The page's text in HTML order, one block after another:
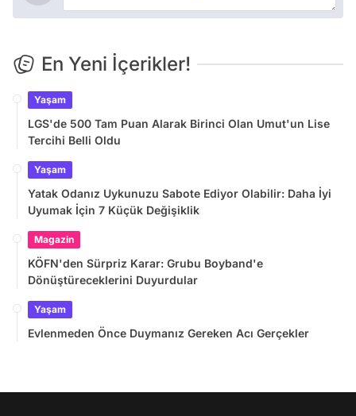
En Yeni İçerikler!
Yaşam
LGS'de 500 Tam Puan Alarak Birinci Olan Umut'un Lise
Tercihi Belli Oldu
Yaşam
Yatak Odanız Uykunuzu Sabote Ediyor Olabilir: Daha İyi
Uyumak İçin 7 Küçük Değişiklik
Magazin
KÖFN'den Sürpriz Karar: Grubu Boyband'e
Dönüştüreceklerini Duyurdular
Yaşam
Evlenmeden Önce Duymanız Gereken Acı Gerçekler